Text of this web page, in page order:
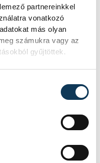
partnereinkkel
vonatkozó
más olyan
számukra vagy az
gyűjtöttek.